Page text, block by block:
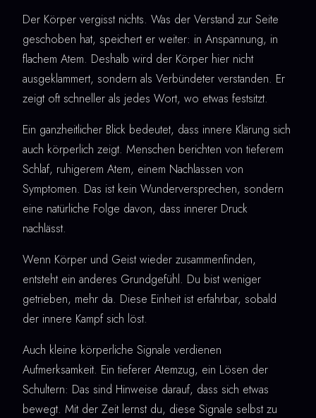
Der Körper vergisst nichts. Was der Verstand zur Seite
geschoben hat, speichert er weiter: in Anspannung, in
flachem Atem. Deshalb wird der Körper hier nicht
ausgeklammert, sondern als Verbündeter verstanden. Er
zeigt oft schneller als jedes Wort, wo etwas festsitzt.
Ein ganzheitlicher Blick bedeutet, dass innere Klärung sich
auch körperlich zeigt. Menschen berichten von tieferem
Schlaf, ruhigerem Atem, einem Nachlassen von
Symptomen. Das ist kein Wunderversprechen, sondern
eine natürliche Folge davon, dass innerer Druck
nachlässt.
Wenn Körper und Geist wieder zusammenfinden,
entsteht ein anderes Grundgefühl. Du bist weniger
getrieben, mehr da. Diese Einheit ist erfahrbar, sobald
der innere Kampf sich löst.
Auch kleine körperliche Signale verdienen
Aufmerksamkeit. Ein tieferer Atemzug, ein Lösen der
Schultern: Das sind Hinweise darauf, dass sich etwas
bewegt. Mit der Zeit lernst du, diese Signale selbst zu